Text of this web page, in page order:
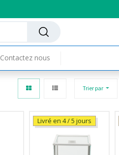
Contactez nous
Trier par
Livré en 4 / 5 jours